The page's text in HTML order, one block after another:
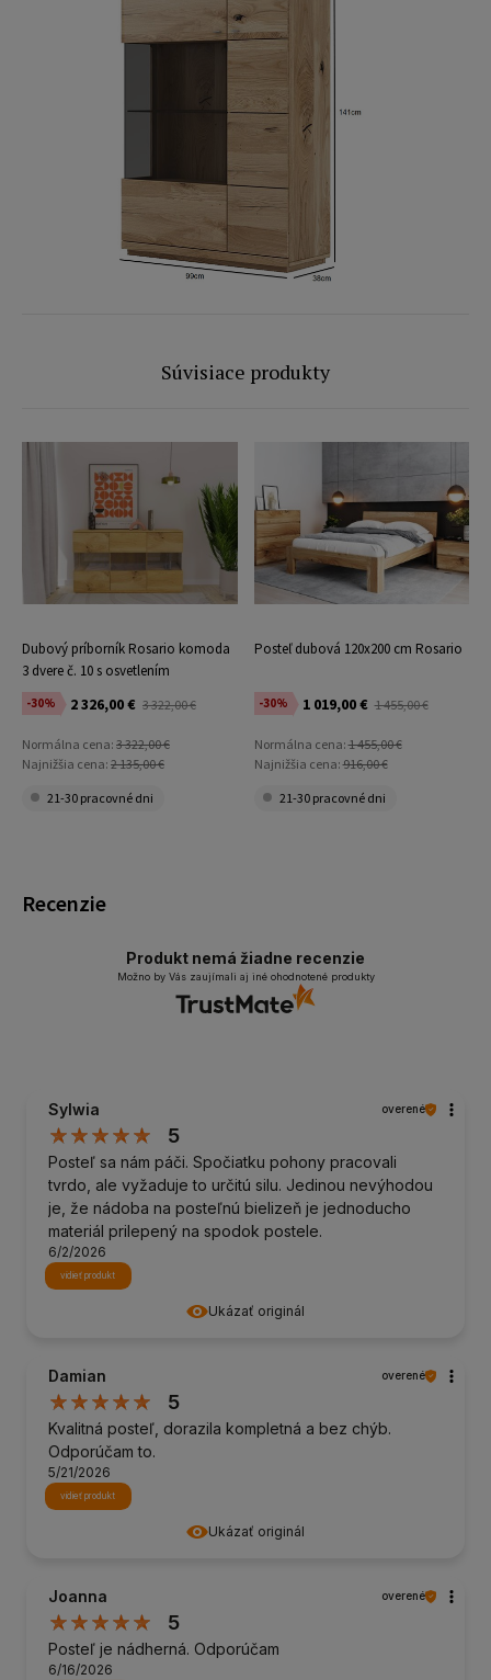
Recenzie
Produkt nemá žiadne recenzie
Možno by Vás zaujímali aj iné ohodnotené produkty
Ukázať originál
Sylwia overené
5
Posteľ sa nám páči. Spočiatku pohony pracovali
tvrdo, ale vyžaduje to určitú silu. Jedinou nevýhodou
je, že nádoba na posteľnú bielizeň je jednoducho
materiál prilepený na spodok postele.
6/2/2026
vidieť produkt
Ukázať originál
Damian overené
5
Kvalitná posteľ, dorazila kompletná a bez chýb.
Odporúčam to.
5/21/2026
vidieť produkt
Joanna overené
5
Posteľ je nádherná. Odporúčam
6/16/2026
Súvisiace produkty
Dubový príborník Rosario komoda
3 dvere č. 10 s osvetlením
-30% 2 326,00 € 3 322,00 €
Normálna cena: 3 322,00 €
Najnižšia cena: 2 135,00 €
21-30 pracovné dni
Posteľ dubová 120x200 cm Rosario
-30% 1 019,00 € 1 455,00 €
Normálna cena:1 455,00 €
Najnižšia cena:916,00 €
21-30 pracovné dni